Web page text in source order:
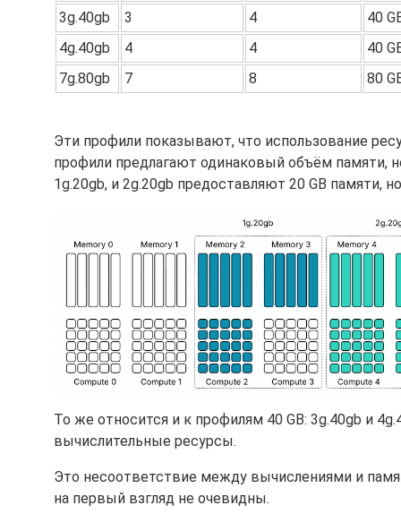
3g.40gb
3 4
40
4g.40gb
4 4
40
7g.80gb
7 8 80
Эти профили показывают, что использование
профили предлагают одинаковый объём памяти,
1g.20gb, и 2g.20gb предоставляют 20 GB памяти,
То же относится и к профилям 40 GB: 3g.40gb и
вычислительные ресурсы.
Это несоответствие между вычислениями и
на первый взгляд не очевидны.